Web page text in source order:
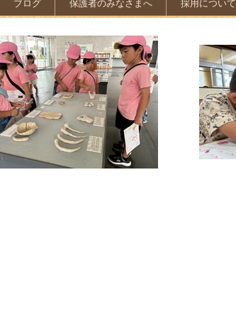
ブログ 保護者のみなさまへ 採用について